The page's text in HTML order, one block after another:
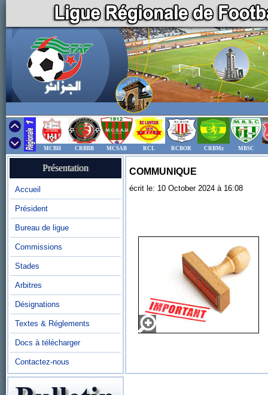
MCBH CRBBB MCSAB RCL RCBOR CRBMz MBSC
Présentation
Accueil
Président
Bureau de ligue
Commissions
Stades
Arbitres
Désignations
Textes & Réglements
Docs à télécharger
Contactez-nous
COMMUNIQUE
écrit le: 10 October 2024 à 16:08